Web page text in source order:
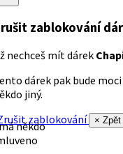
zablokování
nechceš mít dárek
dárek pak bude
jiný.
zablokování
× Zpět
někdo